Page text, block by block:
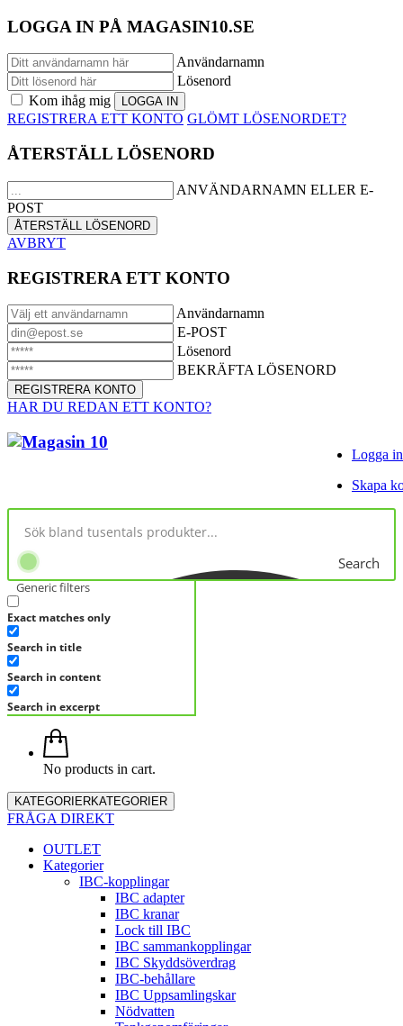
LOGGA IN PÅ MAGASIN10.SE
Användarnamn
Lösenord
Kom ihåg mig
REGISTRERA ETT KONTO GLÖMT LÖSENORDET?
ÅTERSTÄLL LÖSENORD
ANVÄNDARNAMN ELLER E-
POST
AVBRYT
REGISTRERA ETT KONTO
Användarnamn
E-POST
Lösenord
BEKRÄFTA LÖSENORD
HAR DU REDAN ETT KONTO?
Logga in
Skapa
Search
Generic filters
Exact matches only
Search in title
Search in content
Search in excerpt
No products in cart.
KATEGORIERKATEGORIER
FRÅGA DIREKT
OUTLET
Kategorier
IBC-kopplingar
IBC adapter
IBC kranar
Lock till IBC
IBC sammankopplingar
IBC Skyddsöverdrag
IBC-behållare
IBC Uppsamlingskar
Nödvatten